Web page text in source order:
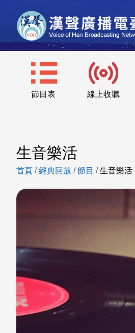
節目表 線上收聽
生音樂活
首頁 /經典回放 /節目 /生音樂活